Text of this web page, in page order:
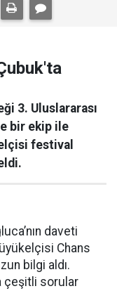
3. Uluslararası
bir ekip ile
festival
daveti
Chans
bilgi aldı.
çeşitli sorular